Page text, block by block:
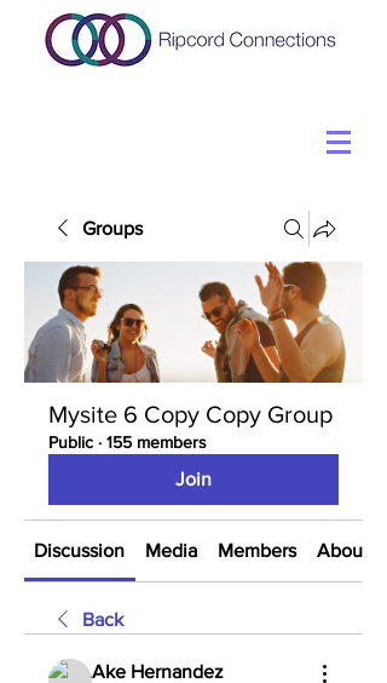
Groups
Mysite 6 Copy Copy Group
Public · 155 members
Join
Discussion Media Members About
Back
Ake Hernandez